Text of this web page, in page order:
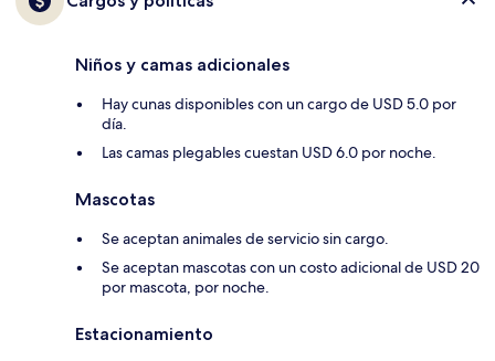
Niños y camas adicionales
Hay cunas disponibles con un cargo de USD 5.0 por
día.
Las camas plegables cuestan USD 6.0 por noche.
Mascotas
Se aceptan animales de servicio sin cargo.
Se aceptan mascotas con un costo adicional de USD 20
por mascota, por noche.
Estacionamiento